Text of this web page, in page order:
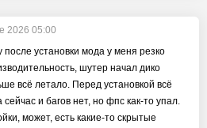
2026 05:00
после установки мода у меня резко
шутер начал дико
всё летало. Перед установкой всё
и багов нет, но фпс как-то упал.
может, есть какие-то скрытые